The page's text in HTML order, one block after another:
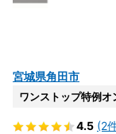
宮城県角田市
ワンストップ特例オ
4.5 (2